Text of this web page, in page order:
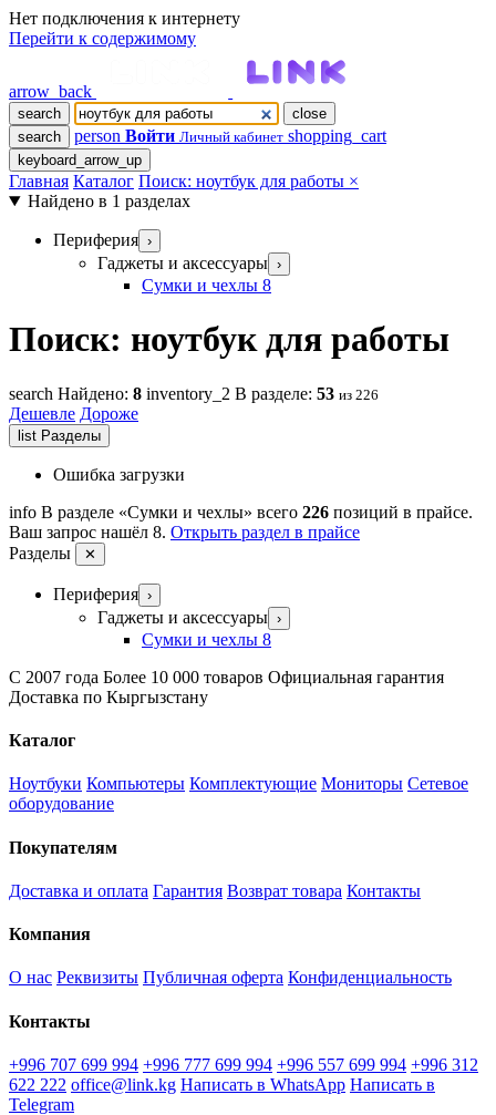
Нет подключения к интернету
Перейти к содержимому
arrow_back
search
close
search
person Войти Личный кабинет shopping_cart
keyboard_arrow_up
Главная Каталог Поиск: ноутбук для работы ×
Найдено в 1 разделах
Периферия ›
Гаджеты и аксессуары ›
Сумки и чехлы 8
Поиск: ноутбук для работы
search Найдено: 8 inventory_2 В разделе: 53 из 226
Дешевле Дороже
list Разделы
Ошибка загрузки
info В разделе «Сумки и чехлы» всего 226 позиций в прайсе.
Ваш запрос нашёл 8. Открыть раздел в прайсе
Разделы
✕
Периферия ›
Гаджеты и аксессуары ›
Сумки и чехлы 8
С 2007 года Более 10 000 товаров Официальная гарантия
Доставка по Кыргызстану
Каталог
Ноутбуки Компьютеры Комплектующие Мониторы Сетевое
оборудование
Покупателям
Доставка и оплата Гарантия Возврат товара Контакты
Компания
О нас Реквизиты Публичная оферта Конфиденциальность
Контакты
+996 707 699 994 +996 777 699 994 +996 557 699 994 +996 312
622 222 office@link.kg Написать в WhatsApp Написать в
Telegram